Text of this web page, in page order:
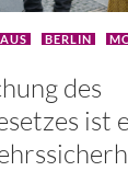
BERLIN
des
ist